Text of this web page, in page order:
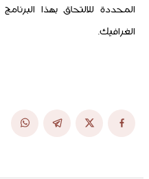
المحددة للالتحاق بهذا
الغرافيك.